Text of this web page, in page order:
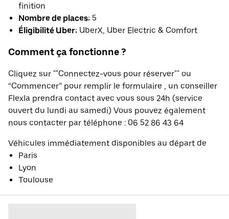
finition
Nombre de places: 5
Éligibilité Uber: UberX, Uber Electric & Comfort
Comment ça fonctionne ?
Cliquez sur ""Connectez-vous pour réserver"" ou
“Commencer” pour remplir le formulaire , un conseiller
Flexla prendra contact avec vous sous 24h (service
ouvert du lundi au samedi) Vous pouvez également
nous contacter par téléphone : 06 52 86 43 64
Véhicules immédiatement disponibles au départ de
Paris
Lyon
Toulouse